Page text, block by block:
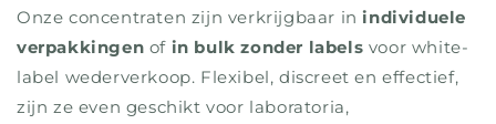
Onze concentraten zijn verkrijgbaar inindividuele
verpakkingen of in bulk zonder labels voor white-
label wederverkoop. Flexibel, discreet en effectief,
zijn ze even geschikt voor laboratoria,